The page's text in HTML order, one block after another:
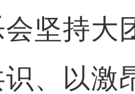
持大
、以激